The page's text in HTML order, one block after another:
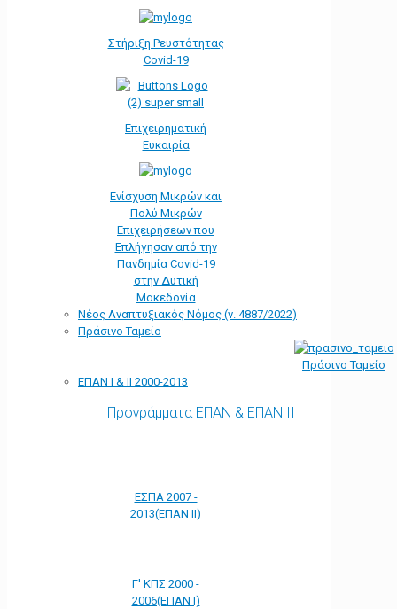
Στήριξη Ρευστότητας
Covid-19
Επιχειρηματική
Ευκαιρία
Ενίσχυση Μικρών και
Πολύ Μικρών
Επιχειρήσεων που
Επλήγησαν από την
Πανδημία Covid-19
στην Δυτική
Μακεδονία
Νέος Αναπτυξιακός Νόμος (ν. 4887/2022)
Πράσινο Ταμείο
Πράσινο Ταμείο
ΕΠΑΝ Ι & ΙΙ 2000-2013
Προγράμματα ΕΠΑΝ & ΕΠΑΝ ΙΙ
ΕΣΠΑ 2007 -
2013(ΕΠΑΝ ΙΙ)
Γ' ΚΠΣ 2000 -
2006(ΕΠΑΝ Ι)